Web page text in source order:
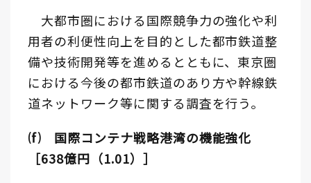
大都市圏における国際競争力の強化や利
用者の利便性向上を目的とした都市鉄道整
備や技術開発等を進めるとともに、東京圏
における今後の都市鉄道のあり方や幹線鉄
道ネットワーク等に関する調査を行う。
⒡ 国際コンテナ戦略港湾の機能強化
［638億円（1.01）］